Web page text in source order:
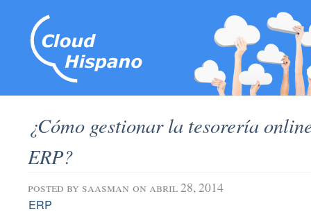
¿Cómo gestionar la tesorería
ERP?
posted by saasman on abril 28, 2014
ERP